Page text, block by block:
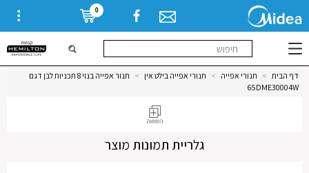
0
דף הבית > תנורי אפייה > תנורי אפייה בילט אין >
תנור אפייה בנוי 8 תכניות לבן דגם
65DME30004W
גלריית תמונות מוצר